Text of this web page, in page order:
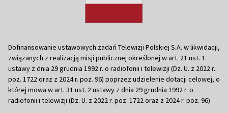
Dofinansowanie ustawowych zadań Telewizji Polskiej S.A. w likwidacji,
związanych z realizacją misji publicznej określonej w art. 21 ust. 1
ustawy z dnia 29 grudnia 1992 r. o radiofonii i telewizji (Dz. U. z 2022 r.
poz. 1722 oraz z 2024 r. poz. 96) poprzez udzielenie dotacji celowej, o
której mowa w art. 31 ust. 2 ustawy z dnia 29 grudnia 1992 r. o
radiofonii i telewizji (Dz. U. z 2022 r. poz. 1722 oraz z 2024 r. poz. 96)